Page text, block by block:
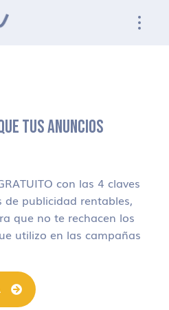
TUS ANUNCIOS
con las 4 claves
publicidad rentables,
que no te rechacen los
utilizo en las campañas